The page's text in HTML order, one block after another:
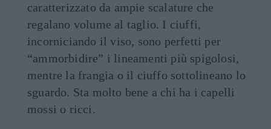
caratterizzato da ampie scalature che
regalano volume al taglio. I ciuffi,
incorniciando il viso, sono perfetti per
“ammorbidire” i lineamenti più spigolosi,
mentre la frangia o il ciuffo sottolineano lo
sguardo. Sta molto bene a chi ha i capelli
mossi o ricci.